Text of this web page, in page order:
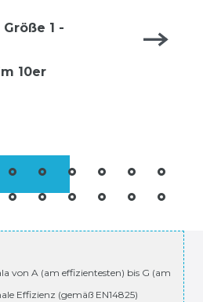
1 -
10er
von A (am effizientesten) bis G (am
Effizienz (gemäß EN14825)